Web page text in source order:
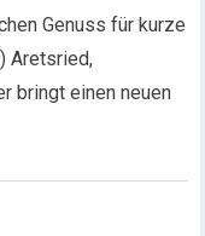
Genuss für kurze
Aretsried,
bringt einen neuen